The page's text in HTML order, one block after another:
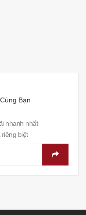
Bạn
nhanh nhất
biệt